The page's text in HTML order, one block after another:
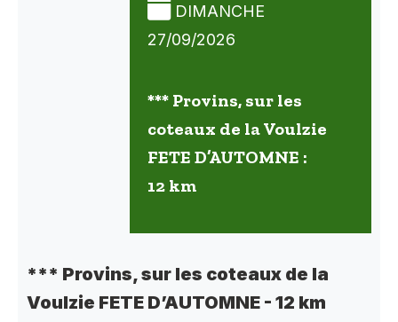
DIMANCHE
27/09/2026
*** Provins, sur les
coteaux de la Voulzie
FETE D’AUTOMNE :
12 km
*** Provins, sur les coteaux de la
Voulzie FETE D’AUTOMNE - 12 km